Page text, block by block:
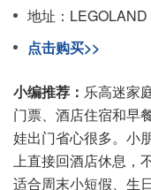
地址：
点击购买>>
小编推荐： 乐高迷家
门票、酒店住宿和早
娃出门省心很多。小
上直接回酒店休息，
适合周末小短假、生